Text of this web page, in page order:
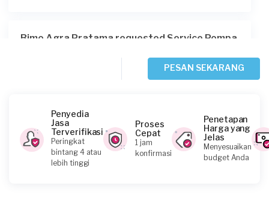
Bimo Agra Pratama requested Service Pompa
Randy requested Service Pompa Air
2 hari yang lalu
PESAN SEKARANG
Penyedia
Jasa
Terverifikasi
Peringkat
bintang 4 atau
lebih tinggi
Proses
Cepat
1 jam
konfirmasi
Penetapan
Harga yang
Jelas
Menyesuaikan
budget Anda